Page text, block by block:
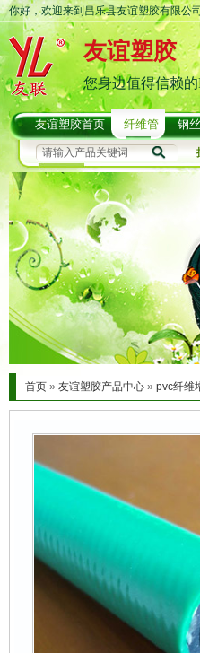
你好，欢迎来到昌乐县友谊塑胶有限公
友谊塑胶
您身边值得信赖
友谊塑胶首页 纤维管 钢
首页 » 友谊塑胶产品中心 » pvc纤维